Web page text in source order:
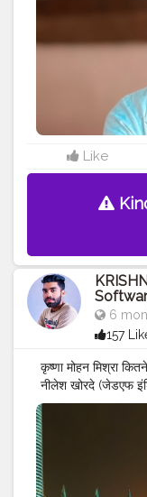
MISHRA
#QUALITY
Like
6
157
कृष्णा मोहन मिश्रा
नीलेश खोरदे (जेडएफ
कि वे आमतौर पर सुबह
इसलिए, वे आम तौर पर
#mr
Mahakal